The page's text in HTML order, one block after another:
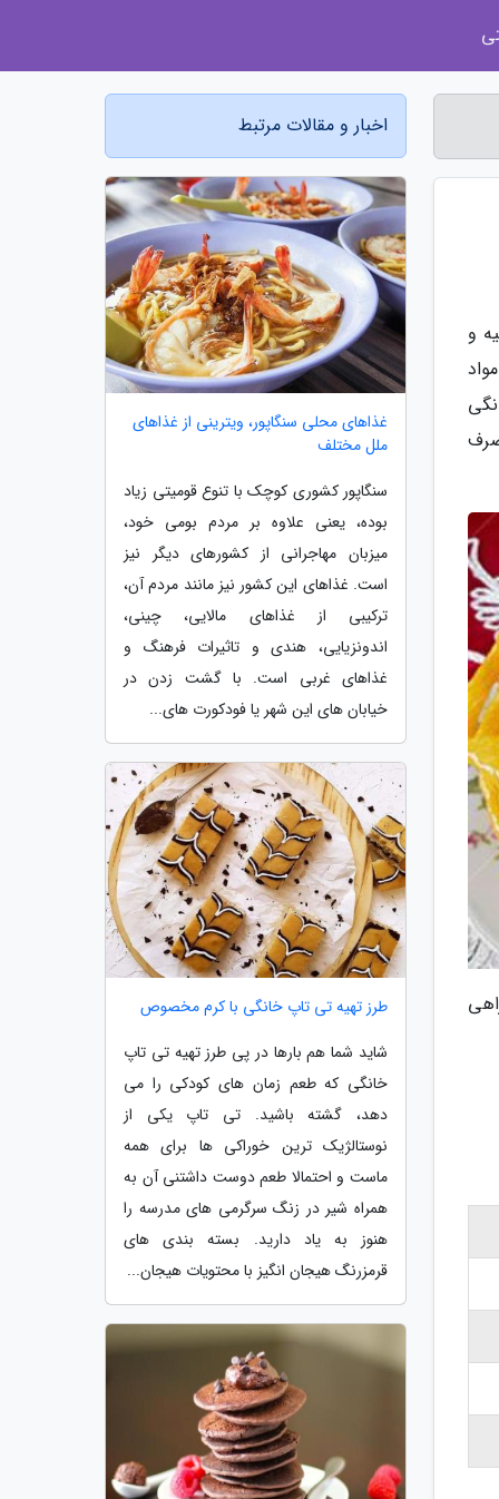
و
اخبار و مقالات مرتبط
غذاهای محلی سنگاپور، ویترینی از غذاهای
ملل مختلف
سنگاپور کشوری کوچک با تنوع قومیتی زیاد
بوده، یعنی علاوه بر مردم بومی خود،
میزبان مهاجرانی از کشورهای دیگر نیز
است. غذاهای این کشور نیز مانند مردم آن،
ترکیبی از غذاهای مالایی، چینی،
اندونزیایی، هندی و تاثیرات فرهنگ و
غذاهای غربی است. با گشت زدن در
خیابان های این شهر یا فودکورت های...
طرز تهیه تی تاپ خانگی با کرم مخصوص
شاید شما هم بارها در پی طرز تهیه تی تاپ
خانگی که طعم زمان های کودکی را می
دهد، گشته باشید. تی تاپ یکی از
نوستالژیک ترین خوراکی ها برای همه
ماست و احتمالا طعم دوست داشتنی آن به
همراه شیر در زنگ سرگرمی های مدرسه را
هنوز به یاد دارید. بسته بندی های
قرمزرنگ هیجان انگیز با محتویات هیجان...